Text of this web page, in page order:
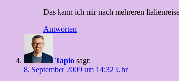
Das kann ich mir nach mehreren
Antworten
Tapio sagt:
8. September 2009 um 14:32 Uhr